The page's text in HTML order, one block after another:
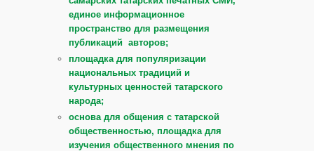
единое информационное
пространство для размещения
публикаций авторов;
площадка для популяризации
национальных традиций и
культурных ценностей татарского
народа;
основа для общения с татарской
общественностью, площадка для
изучения общественного мнения по